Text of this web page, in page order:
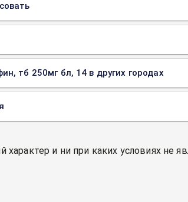
тб 250мг бл, 14 в других городах
и ни при каких условиях не